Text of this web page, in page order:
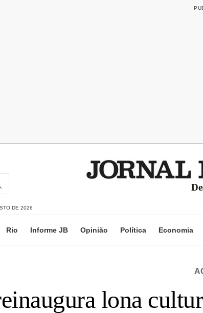
DE 2026
Rio Informe JB Opinião Política Economia
lona